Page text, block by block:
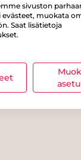
sivuston
muokata
Saat lisätietoja